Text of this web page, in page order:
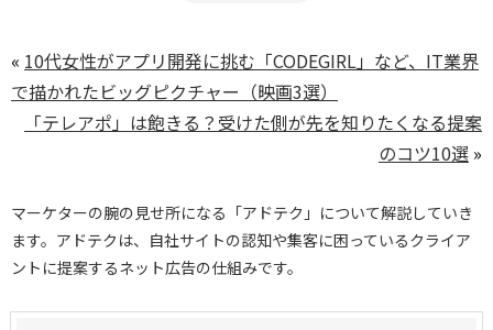
« 10代女性がアプリ開発に挑む「CODEGIRL」など、IT業界
で描かれたビッグピクチャー（映画3選）
「テレアポ」は飽きる？受けた側が先を知りたくなる提案
のコツ10選 »
マーケターの腕の見せ所になる「アドテク」について解説していき
ます。アドテクは、自社サイトの認知や集客に困っているクライア
ントに提案するネット広告の仕組みです。